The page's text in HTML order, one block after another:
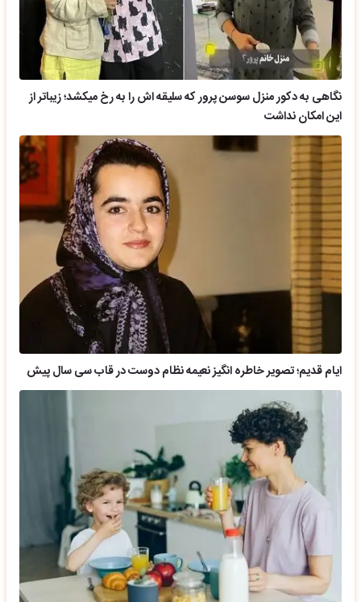
نگاهی به دکور منزل سوسن پرور که سلیقه اش را به رخ میکشد؛ زیباتر از
این امکان نداشت
ایام قدیم؛ تصویر خاطره انگیز نعیمه نظام دوست در قاب سی سال پیش